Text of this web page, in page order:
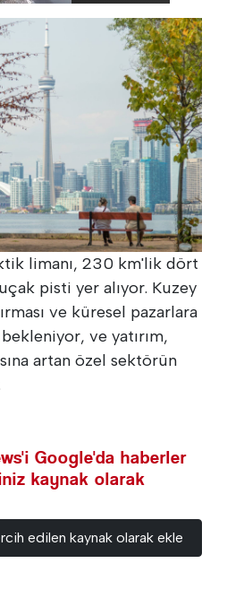
limanı, 230 km'lik dört
pisti yer alıyor. Kuzey
ve küresel pazarlara
ve yatırım,
artan özel sektörün
Google'da haberler
kaynak olarak
edilen kaynak olarak ekle